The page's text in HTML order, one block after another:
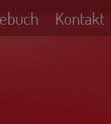
Kontakt